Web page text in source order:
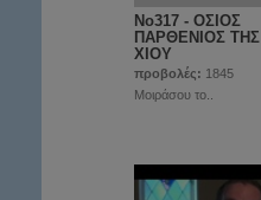
No317 - ΟΣΙΟΣ
ΠΑΡΘΕΝΙΟΣ ΤΗΣ
ΧΙΟΥ
προβολές: 1845
Μοιράσου το..